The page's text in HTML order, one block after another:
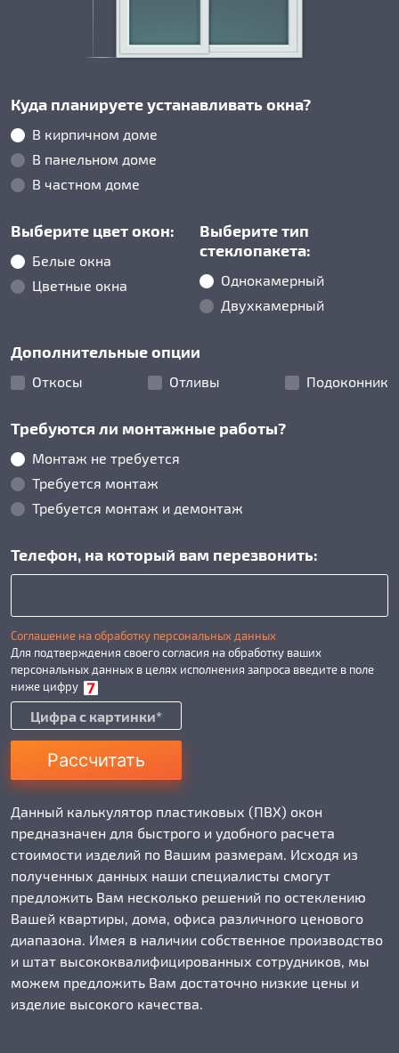
Куда планируете устанавливать окна?
В кирпичном доме
В панельном доме
В частном доме
Выберите цвет окон:
Белые окна
Цветные окна
Выберите тип
стеклопакета:
Однокамерный
Двухкамерный
Дополнительные опции
Откосы Отливы Подоконник
Требуются ли монтажные работы?
Монтаж не требуется
Требуется монтаж
Требуется монтаж и демонтаж
Телефон, на который вам перезвонить:
Соглашение на обработку персональных данных
Для подтверждения своего согласия на обработку ваших
персональных данных в целях исполнения запроса введите в поле
ниже цифру
Рассчитать
Данный калькулятор пластиковых (ПВХ) окон
предназначен для быстрого и удобного расчета
стоимости изделий по Вашим размерам. Исходя из
полученных данных наши специалисты смогут
предложить Вам несколько решений по остеклению
Вашей квартиры, дома, офиса различного ценового
диапазона. Имея в наличии собственное производство
и штат высококвалифицированных сотрудников, мы
можем предложить Вам достаточно низкие цены и
изделие высокого качества.